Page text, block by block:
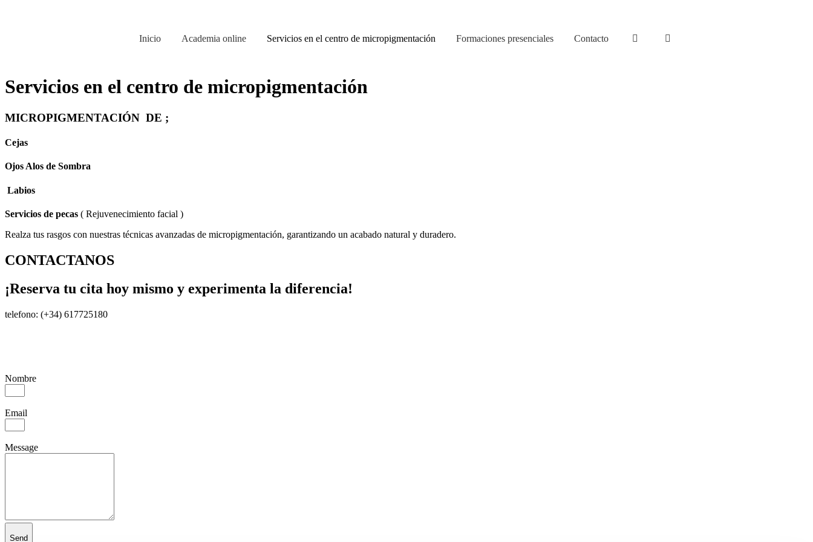
Inicio Academia online Servicios en el centro de micropigmentación Formaciones presenciales Contacto
Servicios en el centro de micropigmentación
MICROPIGMENTACIÓN DE ;
Cejas
Ojos Alos de Sombra
Labios
Servicios de pecas ( Rejuvenecimiento facial )
Realza tus rasgos con nuestras técnicas avanzadas de micropigmentación, garantizando un acabado natural y duradero.
CONTACTANOS
¡Reserva tu cita hoy mismo y experimenta la diferencia!
telefono: (+34) 617725180
Nombre
Email
Message
Send